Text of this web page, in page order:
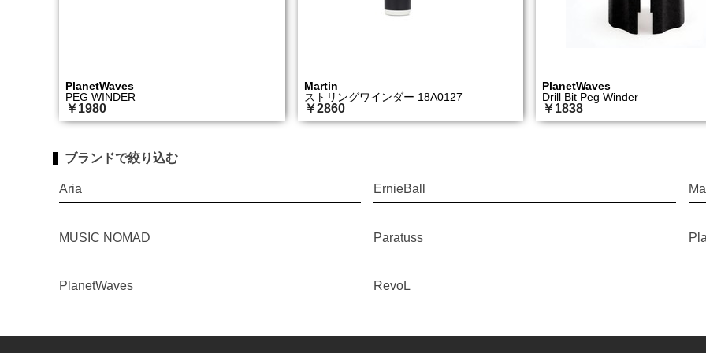
PlanetWaves
PEG WINDER
￥1980
Martin
ストリングワインダー 18A0127
￥2860
PlanetWaves
Drill Bit Peg Winder
￥1838
ブランドで絞り込む
Aria ErnieBall
MUSIC NOMAD Paratuss
PlanetWaves RevoL